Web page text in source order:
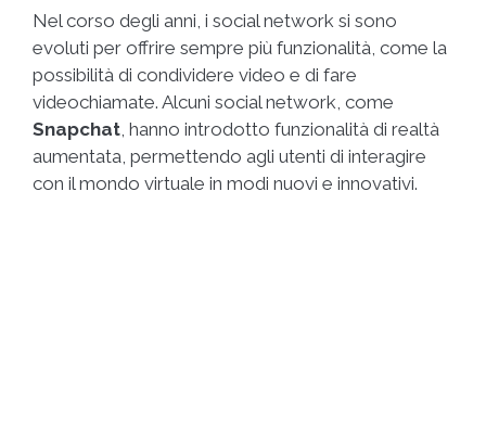
Nel corso degli anni, i social network si sono
evoluti per offrire sempre più funzionalità, come la
possibilità di condividere video e di fare
videochiamate. Alcuni social network, come
Snapchat , hanno introdotto funzionalità di realtà
aumentata, permettendo agli utenti di interagire
con il mondo virtuale in modi nuovi e innovativi.